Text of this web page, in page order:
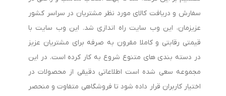
بالش‌های مموری فوم به دلیل قابلیت تطبیق با فرم سر و گردن،
ساخته شده‌اند که دوام و تهویه مناسبی ارائه می‌دهند.
سفارش و دریافت کالای مورد نظر مشتریان در سراسر کشور
عزیزمان، این وب سایت راه اندازی شد. این وب سایت با
قیمتی رقابتی و کاملا مقرون به صرفه برای مشتریان عزیز
در دسته بندی های متنوع شروع به کار کرده است. در این
مجموعه سعی شده است اطلاعاتی دقیقی از محصولات در
اختیار کاربران قرار داده شود تا فروشگاهی متفاوت و منحصر